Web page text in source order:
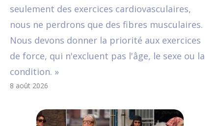
seulement des exercices cardiovasculaires,
nous ne perdrons que des fibres musculaires.
Nous devons donner la priorité aux exercices
de force, qui n'excluent pas l'âge, le sexe ou la
condition. »
8 août 2026